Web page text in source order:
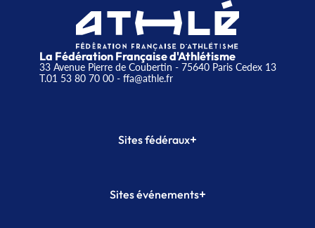
La Fédération Française d'Athlétisme
33 Avenue Pierre de Coubertin - 75640 Paris Cedex 13
T.01 53 80 70 00- ffa@athle.fr
Sites fédéraux+
Plateforme Formation
Sites événements+